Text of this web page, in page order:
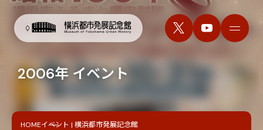
2006年 イベント
HOMEイベント | 横浜都市発展記念館